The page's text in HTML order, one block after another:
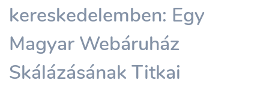
kereskedelemben: Egy
Magyar Webáruház
Skálázásának Titkai